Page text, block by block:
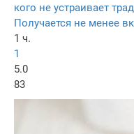
кого не устраивает
Получается не менее
1 ч.
1
5.0
83